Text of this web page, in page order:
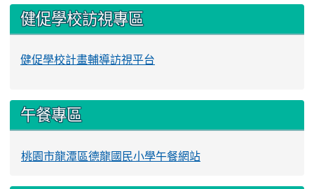
健促學校訪視專區
健促學校計畫輔導訪視平台
午餐專區
桃園市龍潭區德龍國民小學午餐網站